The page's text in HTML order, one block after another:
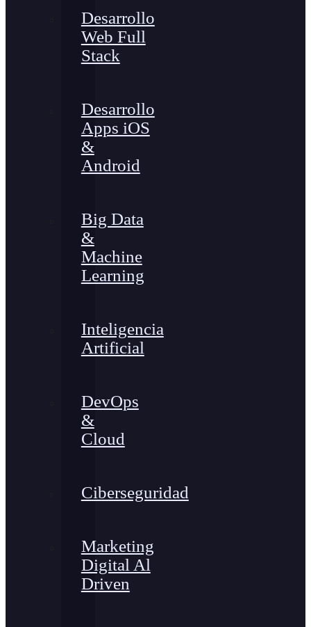
Desarrollo
Web Full
Stack
Desarrollo
Apps iOS
&
Android
Big Data
&
Machine
Learning
Inteligencia
Artificial
DevOps
&
Cloud
Ciberseguridad
Marketing
Digital Al
Driven